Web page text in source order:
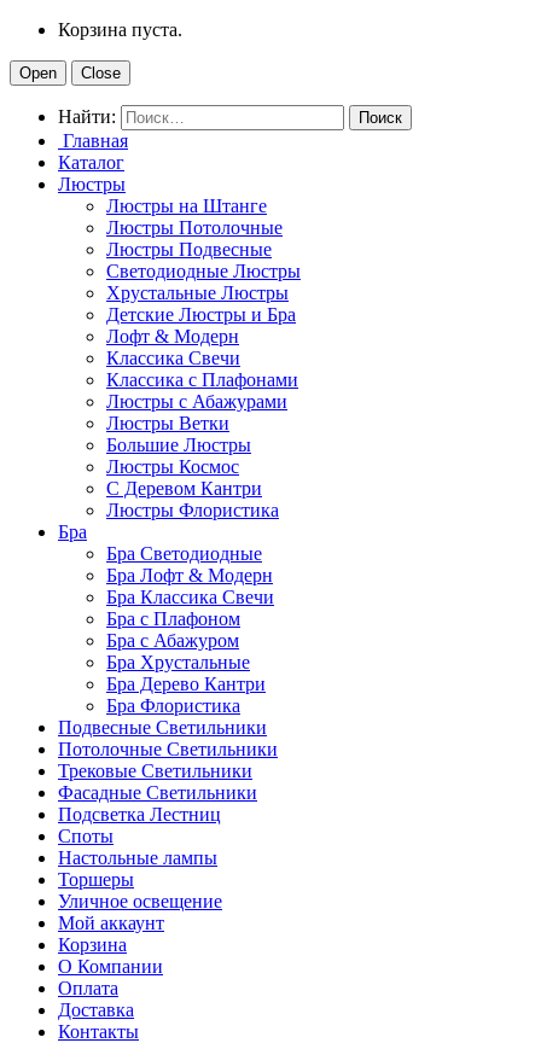
Корзина пуста.
Open Close
Найти:
Главная
Каталог
Люстры
Люстры на Штанге
Люстры Потолочные
Люстры Подвесные
Светодиодные Люстры
Хрустальные Люстры
Детские Люстры и Бра
Лофт & Модерн
Классика Свечи
Классика с Плафонами
Люстры с Абажурами
Люстры Ветки
Большие Люстры
Люстры Космос
С Деревом Кантри
Люстры Флористика
Бра
Бра Светодиодные
Бра Лофт & Модерн
Бра Классика Свечи
Бра с Плафоном
Бра с Абажуром
Бра Хрустальные
Бра Дерево Кантри
Бра Флористика
Подвесные Светильники
Потолочные Светильники
Трековые Светильники
Фасадные Светильники
Подсветка Лестниц
Споты
Настольные лампы
Торшеры
Уличное освещение
Мой аккаунт
Корзина
О Компании
Оплата
Доставка
Контакты